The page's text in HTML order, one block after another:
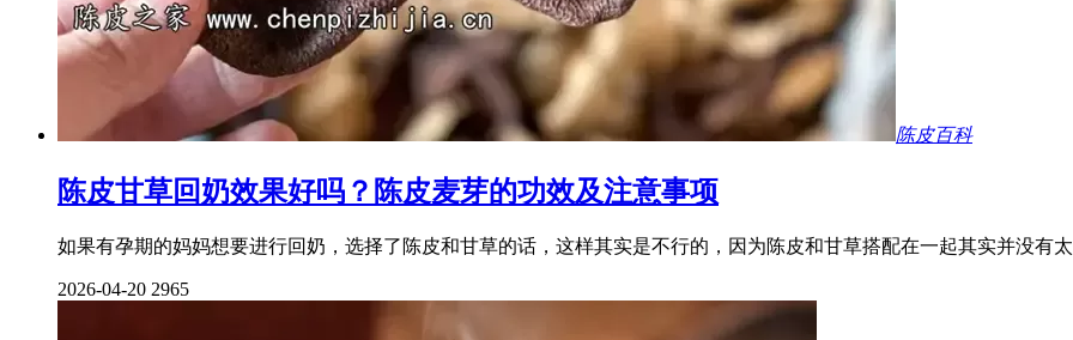
陈皮百科
陈皮甘草回奶效果好吗？陈皮麦芽的功效及注意事项
如果有孕期的妈妈想要进行回奶，选择了陈皮和甘草的话，这样其实是不行的，因为陈皮和甘草搭配在一起其实并没有
2026-04-20 2965